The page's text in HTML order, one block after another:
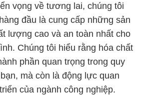
Đài Loan Taiwan
phân phối Sodium Hidroxit ©
Đài Loan Taiwan
thương mại Sodium Hidroxit ©
Đài Loan Taiwan
cấp Sodium Hidroxit © Xút
Đài Loan Taiwan